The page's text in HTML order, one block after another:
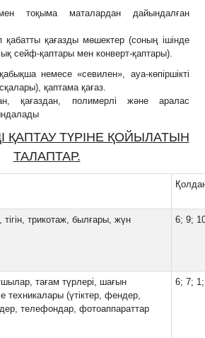
тоқыма маталардан дайындалған
қабатты қағазды мөшектер (соның ішінде
сейф-қаптары мен конверт-қаптары).
немесе «севилен», ауа-көпіршікті
қаптама қағаз.
қағаздан, полимерлі және аралас
ҚАПТАУ ТҮРІНЕ ҚОЙЫЛАТЫН
ТАЛАПТАР.
трикотаж, былғары, жүн
6; 9;
тағам түрлері, шағын
техникалары (үтіктер, фендер,
телефондар, фотоаппараттар
6; 7;